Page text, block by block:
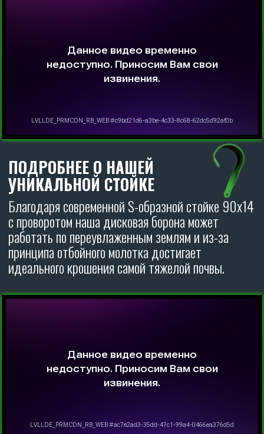
Оформите заявку на лизинг
на льготных условиях
АВАНС НА ТЕХНИКУ ОТ 5%
УДОРОЖАНИЕ НА ТЕХНИКУ ОТ 6%
ОСТАВИТЬ ЗАЯВКУ
ДИСКОВЫЕ БОРОНЫ
CARBON ОТЗЫВЫ